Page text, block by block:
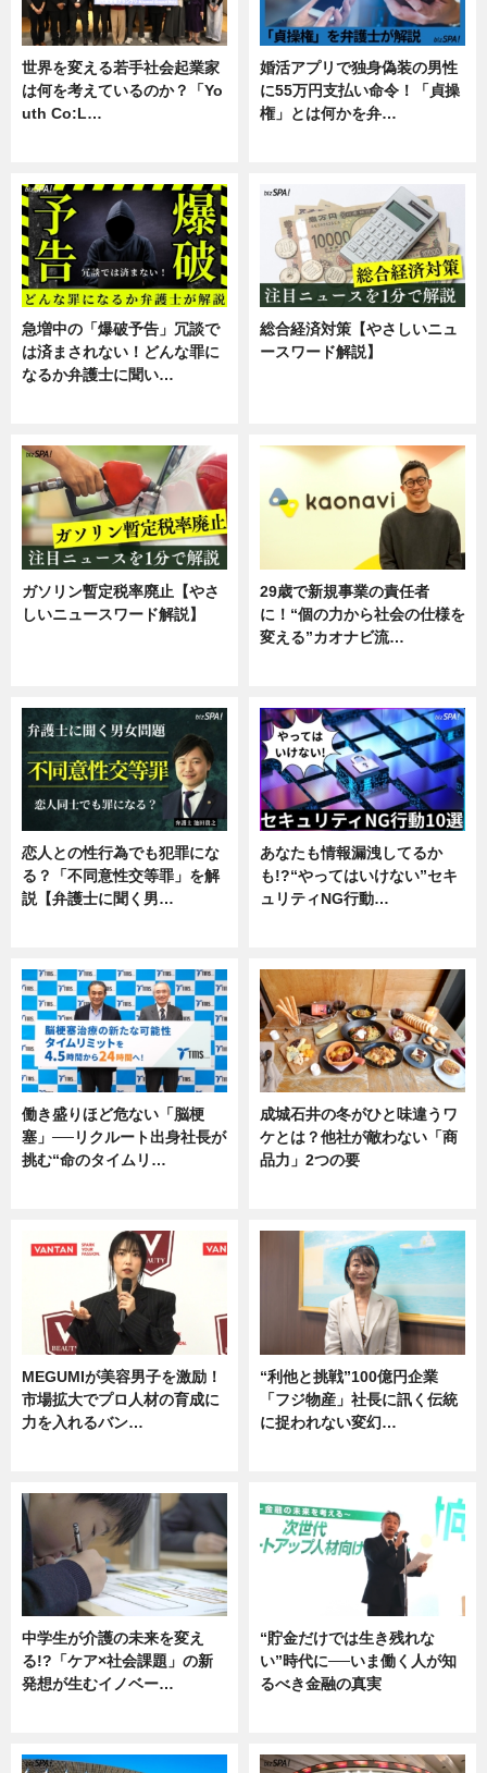
世界を変える若手社会起業家
は何を考えているのか？「Yo
uth Co:L…
婚活アプリで独身偽装の男性
に55万円支払い命令！「貞操
権」とは何かを弁…
急増中の「爆破予告」冗談で
は済まされない！どんな罪に
なるか弁護士に聞い…
総合経済対策【やさしいニュ
ースワード解説】
ガソリン暫定税率廃止【やさ
しいニュースワード解説】
29歳で新規事業の責任者
に！“個の力から社会の仕様を
変える”カオナビ流…
恋人との性行為でも犯罪にな
る？「不同意性交等罪」を解
説【弁護士に聞く男…
あなたも情報漏洩してるか
も!?“やってはいけない”セキ
ュリティNG行動…
働き盛りほど危ない「脳梗
塞」──リクルート出身社長が
挑む“命のタイムリ…
成城石井の冬がひと味違うワ
ケとは？他社が敵わない「商
品力」2つの要
MEGUMIが美容男子を激励！
市場拡大でプロ人材の育成に
力を入れるバン…
“利他と挑戦”100億円企業
「フジ物産」社長に訊く伝統
に捉われない変幻…
中学生が介護の未来を変え
る!?「ケア×社会課題」の新
発想が生むイノベー…
“貯金だけでは生き残れな
い”時代に──いま働く人が知
るべき金融の真実